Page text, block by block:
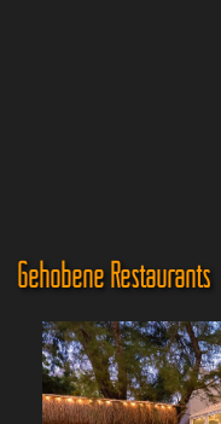
Gehobene Restaurants